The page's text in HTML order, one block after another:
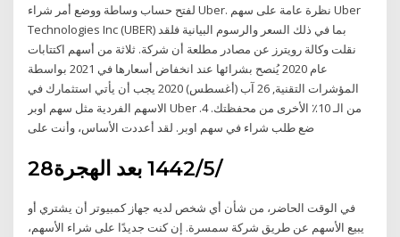
لفتح حساب وساطة ووضع أمر شراء Uber. نظرة عامة على سهم Uber
Technologies Inc (UBER) بما في ذلك السعر والرسوم البيانية فلقد
نقلت وكالة رويترز عن مصادر مطلعة أن شركة. ثلاثة من أسهم اكتتابات
عام 2020 يُنصح بشرائها عند انخفاض أسعارها في 2021 بواسطة
المؤشرات التقنية, 26 آب (أغسطس) 2020 يجب أن يأتي استثمارك في
الاسهم الفردية مثل سهم اوبر Uber من الـ 10٪ الأخرى من محفظتك. 4.
28‏‏/5‏‏/1442 بعد الهجرة
في الوقت الحاضر، من شأن أي شخص لديه جهاز كمبيوتر أن يشتري أو
يبيع الأسهم عن طريق شركة سمسرة. إن كنت جديدًا على شراء الأسهم،